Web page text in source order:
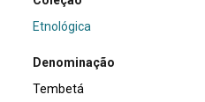
Etnológica
Denominação
Tembetá